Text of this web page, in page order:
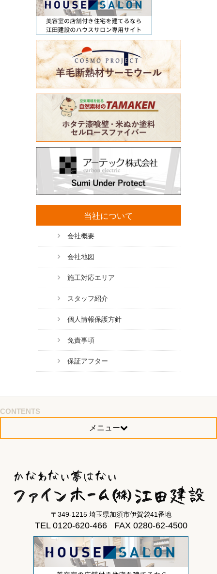
当社について
会社概要
会社地図
施工対応エリア
スタッフ紹介
個人情報保護方針
免責事項
保証アフター
CONTENTS
メニュー
〒349-1215 埼玉県加須市伊賀袋41番地
TEL 0120-620-466 FAX 0280-62-4500